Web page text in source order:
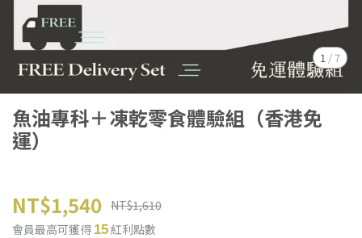
1 /7
魚油專科＋凍乾零食體驗組（香港免
運）
NT$1,540 NT$1,610
會員最高可獲得 15紅利點數